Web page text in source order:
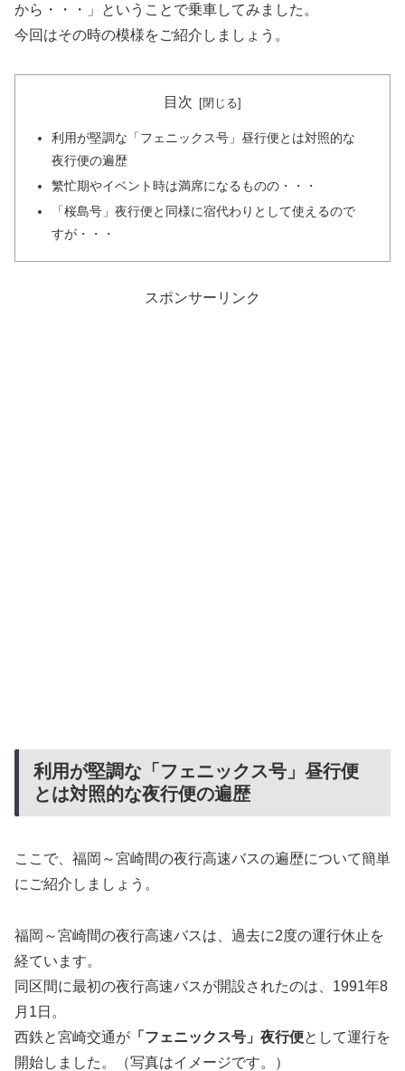
から・・・」ということで乗車してみました。
今回はその時の模様をご紹介しましょう。
目次
利用が堅調な「フェニックス号」昼行便とは対照的な
夜行便の遍歴
繁忙期やイベント時は満席になるものの・・・
「桜島号」夜行便と同様に宿代わりとして使えるので
すが・・・
スポンサーリンク
利用が堅調な「フェニックス号」昼行便
とは対照的な夜行便の遍歴
ここで、福岡～宮崎間の夜行高速バスの遍歴について簡単
にご紹介しましょう。
福岡～宮崎間の夜行高速バスは、過去に2度の運行休止を
経ています。
同区間に最初の夜行高速バスが開設されたのは、1991年8
月1日。
西鉄と宮崎交通が 「フェニックス号」夜行便として運行を
開始しました。（写真はイメージです。）